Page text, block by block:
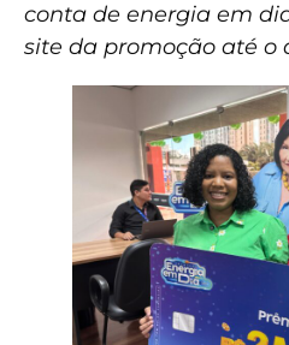
conta de energia em
site da promoção até o